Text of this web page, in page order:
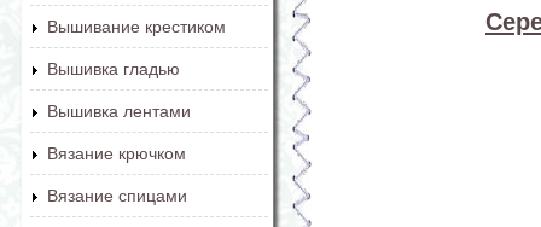
Вышивание крестиком
Вышивка гладью
Вышивка лентами
Вязание крючком
Вязание спицами